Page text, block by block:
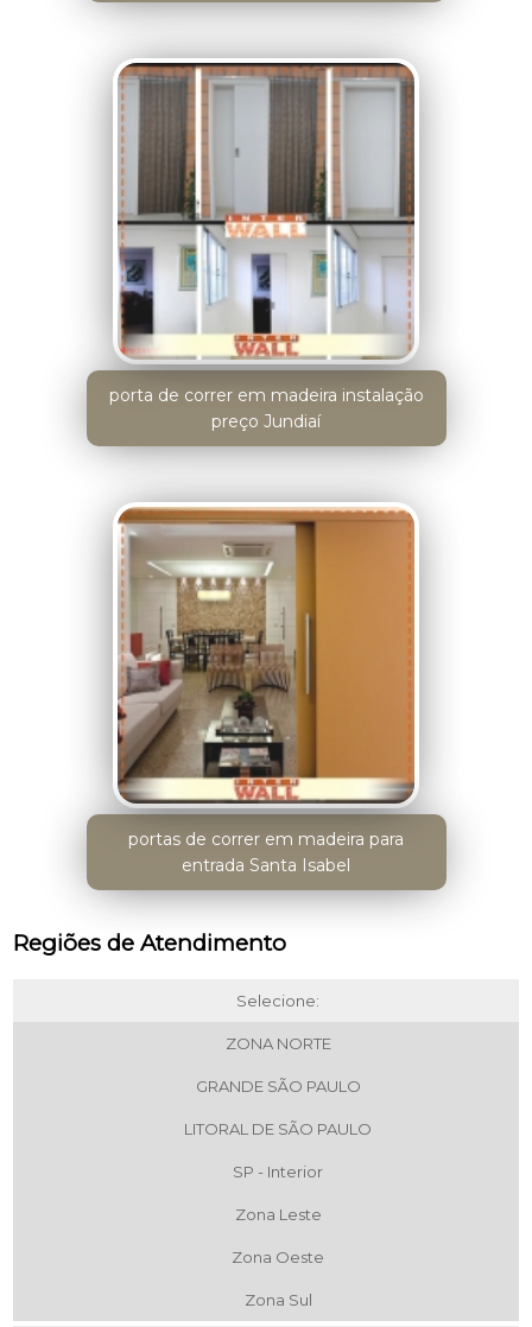
porta de correr em madeira instalação
preço Jundiaí
portas de correr em madeira para
entrada Santa Isabel
Regiões de Atendimento
Selecione:
ZONA NORTE
GRANDE SÃO PAULO
LITORAL DE SÃO PAULO
SP - Interior
Zona Leste
Zona Oeste
Zona Sul